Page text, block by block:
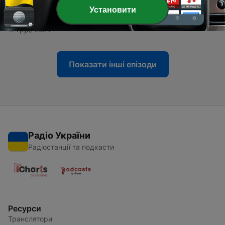
33 - Вивезення дітей з Херсону
17 груд. 2024
Показати інші епізоди
Радіо України
Радіостанції та подкасти
Ресурси
Транслятори
Установити